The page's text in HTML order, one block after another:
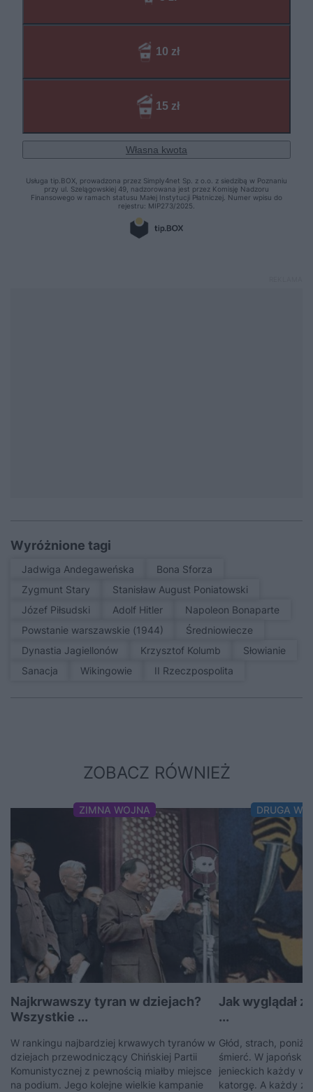
Wyróżnione tagi
Jadwiga Andegaweńska
Bona Sforza
Zygmunt Stary
Stanisław August Poniatowski
Józef Piłsudski
Adolf Hitler
Napoleon Bonaparte
Powstanie warszawskie (1944)
średniowiecze
Dynastia Jagiellonów
Krzysztof Kolumb
Słowianie
sanacja
Wikingowie II Rzeczpospolita
ZOBACZ RÓWNIEŻ
ZIMNA WOJNA
Najkrwawszy tyran w dziejach?
Wszystkie ...
W rankingu najbardziej krwawych tyranów w
dziejach przewodniczący Chińskiej Partii
Komunistycznej z pewnością miałby miejsce
na podium. Jego kolejne wielkie kampanie
DRUGA
Jak wyglądał
...
Głód, strach,
śmierć. W
jenieckich każdy
katorgę. A każdy